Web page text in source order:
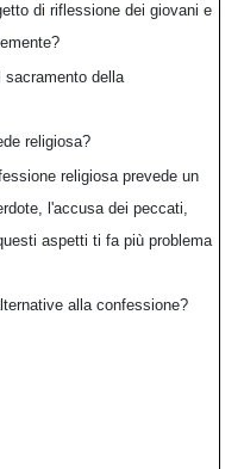
di riflessione dei giovani e
della
religiosa?
religiosa prevede un
l'accusa dei peccati,
aspetti ti fa più problema
alla confessione?